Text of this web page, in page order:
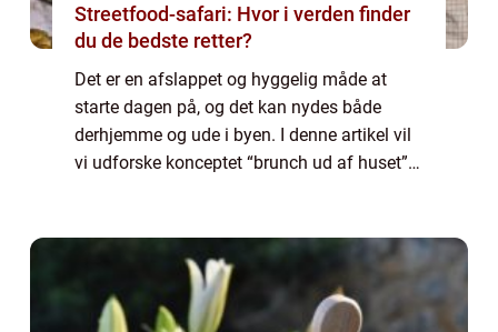
Streetfood-safari: Hvor i verden finder
du de bedste retter?
Det er en afslappet og hyggelig måde at
starte dagen på, og det kan nydes både
derhjemme og ude i byen. I denne artikel vil
vi udforske konceptet “brunch ud af huset”